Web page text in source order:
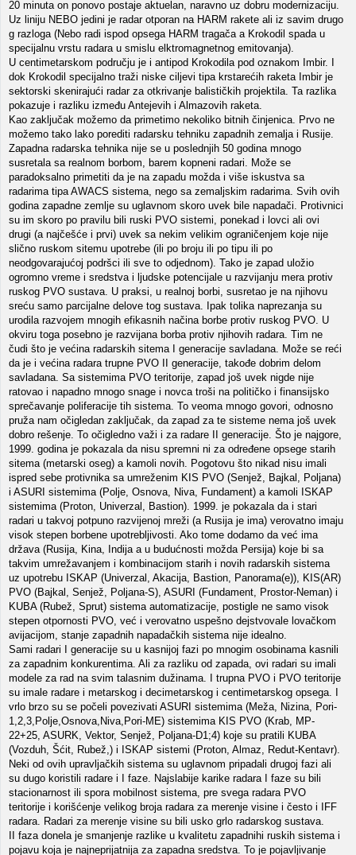
20 minuta on ponovo postaje aktuelan, naravno uz dobru modernizaciju.
Uz liniju NEBO jedini je radar otporan na HARM rakete ali iz savim drugo
g razloga (Nebo radi ispod opsega HARM tragača a Krokodil spada u
specijalnu vrstu radara u smislu elktromagnetnog emitovanja).
U centimetarskom području je i antipod Krokodila pod oznakom Imbir. I
dok Krokodil specijalno traži niske ciljevi tipa krstarećih raketa Imbir je
sektorski skenirajući radar za otkrivanje balističkih projektila. Ta razlika
pokazuje i razliku između Antejevih i Almazovih raketa.
Kao zaključak možemo da primetimo nekoliko bitnih činjenica. Prvo ne
možemo tako lako porediti radarsku tehniku zapadnih zemalja i Rusije.
Zapadna radarska tehnika nije se u poslednjih 50 godina mnogo
susretala sa realnom borbom, barem kopneni radari. Može se
paradoksalno primetiti da je na zapadu možda i više iskustva sa
radarima tipa AWACS sistema, nego sa zemaljskim radarima. Svih ovih
godina zapadne zemlje su uglavnom skoro uvek bile napadači. Protivnici
su im skoro po pravilu bili ruski PVO sistemi, ponekad i lovci ali ovi
drugi (a najčešće i prvi) uvek sa nekim velikim ograničenjem koje nije
slično ruskom sitemu upotrebe (ili po broju ili po tipu ili po
neodgovarajućoj podršci ili sve to odjednom). Tako je zapad uložio
ogromno vreme i sredstva i ljudske potencijale u razvijanju mera protiv
ruskog PVO sustava. U praksi, u realnoj borbi, susretao je na njihovu
sreću samo parcijalne delove tog sustava. Ipak tolika naprezanja su
urodila razvojem mnogih efikasnih načina borbe protiv ruskog PVO. U
okviru toga posebno je razvijana borba protiv njihovih radara. Tim ne
čudi što je većina radarskih sitema I generacije savladana. Može se reći
da je i većina radara trupne PVO II generacije, takođe dobrim delom
savladana. Sa sistemima PVO teritorije, zapad još uvek nigde nije
ratovao i napadno mnogo snage i novca troši na političko i finansijsko
sprečavanje poliferacije tih sistema. To veoma mnogo govori, odnosno
pruža nam očigledan zaključak, da zapad za te sisteme nema još uvek
dobro rešenje. To očigledno važi i za radare II generacije. Što je najgore,
1999. godina je pokazala da nisu spremni ni za određene opsege starih
sitema (metarski oseg) a kamoli novih. Pogotovu što nikad nisu imali
ispred sebe protivnika sa umreženim KIS PVO (Senjež, Bajkal, Poljana)
i ASURI sistemima (Polje, Osnova, Niva, Fundament) a kamoli ISKAP
sistemima (Proton, Univerzal, Bastion). 1999. je pokazala da i stari
radari u takvoj potpuno razvijenoj mreži (a Rusija je ima) verovatno imaju
visok stepen borbene upotrebljivosti. Ako tome dodamo da već ima
država (Rusija, Kina, Indija a u budućnosti možda Persija) koje bi sa
takvim umrežavanjem i kombinacijom starih i novih radarskih sistema
uz upotrebu ISKAP (Univerzal, Akacija, Bastion, Panorama(e)), KIS(AR)
PVO (Bajkal, Senjež, Poljana-S), ASURI (Fundament, Prostor-Neman) i
KUBA (Rubež, Sprut) sistema automatizacije, postigle ne samo visok
stepen otpornosti PVO, već i verovatno uspešno dejstvovale lovačkom
avijacijom, stanje zapadnih napadačkih sistema nije idealno.
Sami radari I generacije su u kasnijoj fazi po mnogim osobinama kasnili
za zapadnim konkurentima. Ali za razliku od zapada, ovi radari su imali
modele za rad na svim talasnim dužinama. I trupna PVO i PVO teritorije
su imale radare i metarskog i decimetarskog i centimetarskog opsega. I
vrlo brzo su se počeli povezivati ASURI sistemima (Meža, Nizina, Pori-
1,2,3,Polje,Osnova,Niva,Pori-ME) sistemima KIS PVO (Krab, MP-
22+25, ASURK, Vektor, Senjež, Poljana-D1;4) koje su pratili KUBA
(Vozduh, Šćit, Rubež,) i ISKAP sistemi (Proton, Almaz, Redut-Kentavr).
Neki od ovih upravljačkih sistema su uglavnom pripadali drugoj fazi ali
su dugo koristili radare i I faze. Najslabije karike radara I faze su bili
stacionarnost ili spora mobilnost sistema, pre svega radara PVO
teritorije i korišćenje velikog broja radara za merenje visine i često i IFF
radara. Radari za merenje visine su bili usko grlo radarskog sustava.
II faza donela je smanjenje razlike u kvalitetu zapadnihi ruskih sistema i
pojavu koja je najneprijatnija za zapadna sredstva. To je pojavljivanje